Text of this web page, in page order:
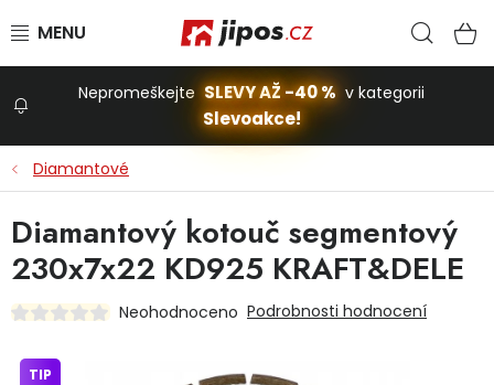
Stavba a dům
Nepromeškejte SLEVY AŽ -40 % v kategorii
Slevoakce!
Diamantové
Diamantový kotouč segmentový
230x7x22 KD925 KRAFT&DELE
Neohodnoceno Podrobnosti hodnocení
TIP